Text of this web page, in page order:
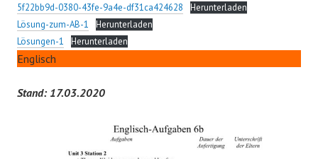
5f22bb9d-0380-43fe-9a4e-df31ca424628
Herunterladen
Lösung-zum-AB-1
Herunterladen
Lösungen-1
Herunterladen
Englisch
Stand: 17.03.2020